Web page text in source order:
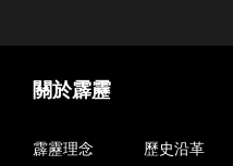
關於霹靂
霹靂理念 歷史沿革